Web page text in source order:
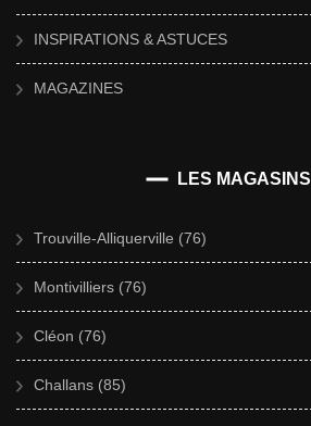
INSPIRATIONS & ASTUCES
MAGAZINES
LES MAGASINS
Trouville-Alliquerville (76)
Montivilliers (76)
Cléon (76)
Challans (85)